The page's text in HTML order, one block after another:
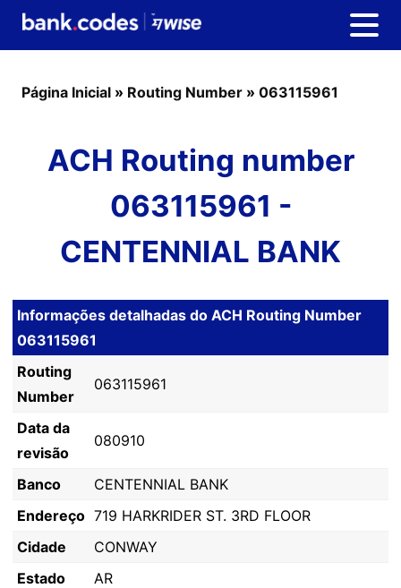
Página Inicial » Routing Number » 063115961
ACH Routing number
063115961 -
CENTENNIAL BANK
Informações detalhadas do ACH Routing Number
063115961
Routing
Number
063115961
Data da
revisão
080910
Banco
CENTENNIAL BANK
Endereço 719 HARKRIDER ST. 3RD FLOOR
Cidade
CONWAY
Estado
AR